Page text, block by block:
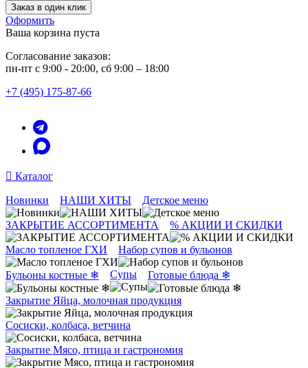
Заказ в один клик
Оформить
Ваша корзина пуста
Согласование заказов:
пн-пт с 9:00 - 20:00, сб 9:00 – 18:00
+7 (495) 175-87-66
Каталог
Новинки НАШИ ХИТЫ Детское меню
ЗАКРЫТИЕ АССОРТИМЕНТА % АКЦИИ И СКИДКИ
Масло топленое ГХИ Набор супов и бульонов
Бульоны костные ❄ Супы Готовые блюда ❄
Закрытие Яйца, молочная продукция
Сосиски, колбаса, ветчина
Закрытие Мясо, птица и гастрономия